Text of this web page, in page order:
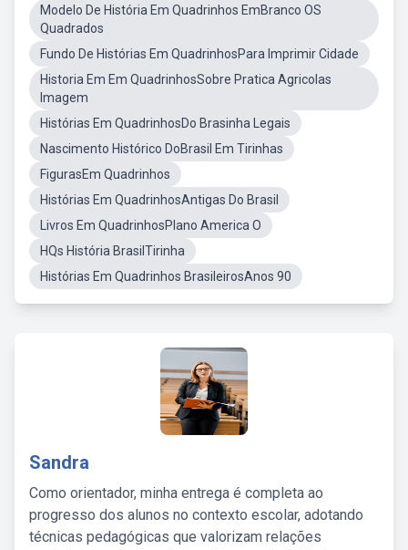
Modelo De História Em Quadrinhos EmBranco OS
Quadrados
Fundo De Histórias Em QuadrinhosPara Imprimir Cidade
Historia Em Em QuadrinhosSobre Pratica Agricolas
Imagem
Histórias Em QuadrinhosDo Brasinha Legais
Nascimento Histórico DoBrasil Em Tirinhas
FigurasEm Quadrinhos
Histórias Em QuadrinhosAntigas Do Brasil
Livros Em QuadrinhosPlano America O
HQs História BrasilTirinha
Histórias Em Quadrinhos BrasileirosAnos 90
Sandra
Como orientador, minha entrega é completa ao
progresso dos alunos no contexto escolar, adotando
técnicas pedagógicas que valorizam relações